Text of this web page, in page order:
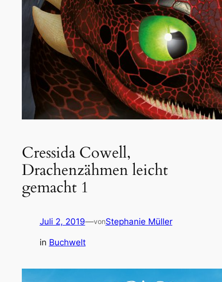
Cressida Cowell,
Drachenzähmen leicht
gemacht 1
Juli 2, 2019—vonStephanie Müller
in Buchwelt